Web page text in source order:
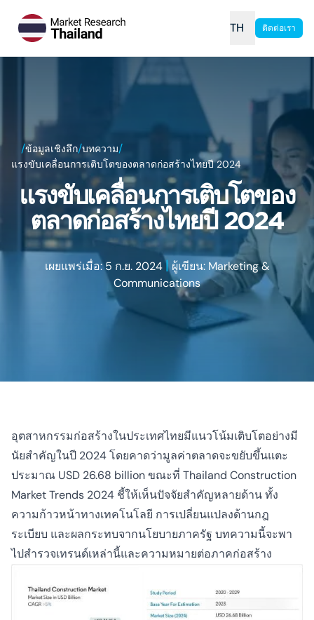
TH ติดต่อเรา
/ข้อมูลเชิงลึก/บทความ/
แรงขับเคลื่อนการเติบโตของตลาดก่อสร้างไทยปี 2024
แรงขับเคลื่อนการเติบโตของ
ตลาดก่อสร้างไทยปี 2024
เผยแพร่เมื่อ: 5 ก.ย. 2024|ผู้เขียน: Marketing &
Communications
อุตสาหกรรมก่อสร้างในประเทศไทยมีแนวโน้มเติบโตอย่างมี
นัยสำคัญในปี 2024 โดยคาดว่ามูลค่าตลาดจะขยับขึ้นแตะ
ประมาณ USD 26.68 billion ขณะที่ Thailand Construction
Market Trends 2024 ชี้ให้เห็นปัจจัยสำคัญหลายด้าน ทั้ง
ความก้าวหน้าทางเทคโนโลยี การเปลี่ยนแปลงด้านกฎ
ระเบียบ และผลกระทบจากนโยบายภาครัฐ บทความนี้จะพา
ไปสำรวจเทรนด์เหล่านี้และความหมายต่อภาคก่อสร้าง